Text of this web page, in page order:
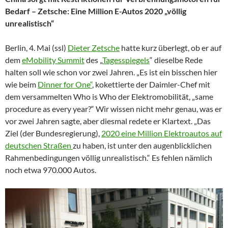
Bedarf – Zetsche: Eine Million E-Autos 2020 „völlig
unrealistisch“
Berlin, 4. Mai (ssl) Dieter Zetsche hatte kurz überlegt, ob er auf
demeMobility Summitdes „ Tagesspiegels“ dieselbe Rede
halten soll wie schon vor zwei Jahren. „Es ist ein bisschen hier
wie beim Dinner for One“, kokettierte der Daimler-Chef mit
dem versammelten Who is Who der Elektromobilität, „same
procedure as every year?“ Wir wissen nicht mehr genau, was er
vor zwei Jahren sagte, aber diesmal redete er Klartext. „Das
Ziel (der Bundesregierung), 2020 eine Million Elektroautos auf
deutschen Straßen zu haben, ist unter den augenblicklichen
Rahmenbedingungen völlig unrealistisch.“ Es fehlen nämlich
noch etwa 970.000 Autos.